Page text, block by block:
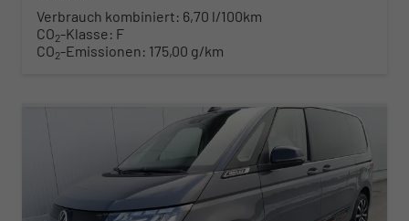
Verbrauch kombiniert: 6,70 l/100km
CO2-Klasse: F
CO2-Emissionen: 175,00 g/km